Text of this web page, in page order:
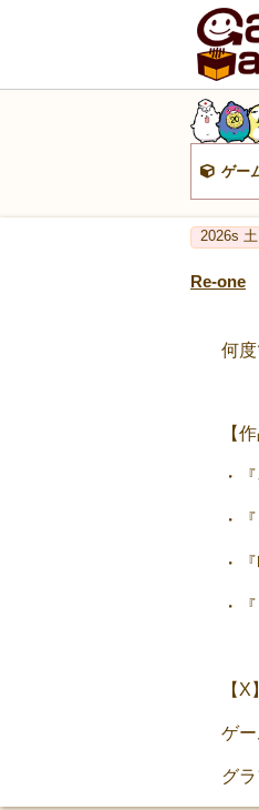
ゲー
2026s
Re-one
何
【
・
・
・
・
【X】
ゲ
グ